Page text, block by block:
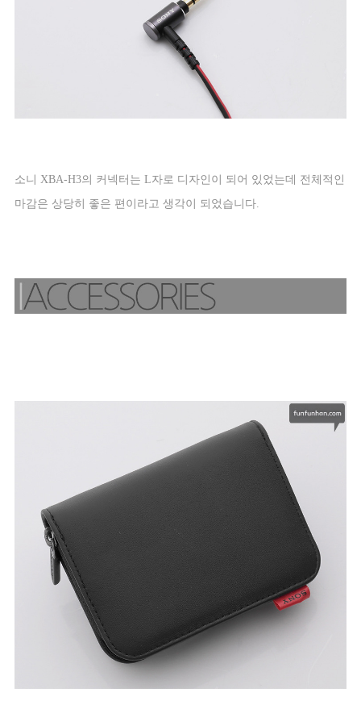
소니 XBA-H3의 커넥터는 L자로 디자인이 되어 있었는데 전체적인
마감은 상당히 좋은 편이라고 생각이 되었습니다.